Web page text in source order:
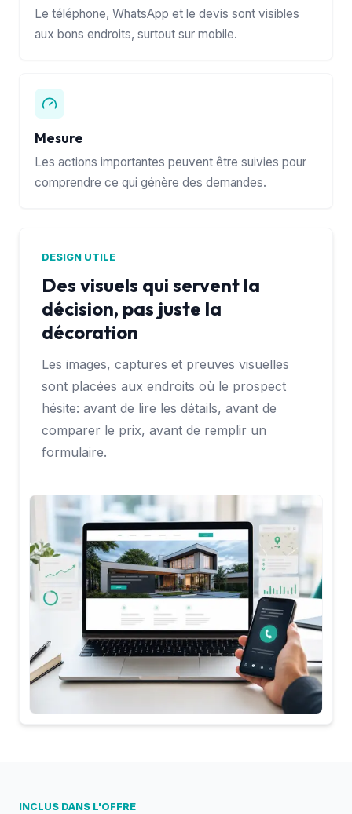
Le téléphone, WhatsApp et le devis sont visibles
aux bons endroits, surtout sur mobile.
Mesure
Les actions importantes peuvent être suivies pour
comprendre ce qui génère des demandes.
DESIGN UTILE
Des visuels qui servent la
décision, pas juste la
décoration
Les images, captures et preuves visuelles
sont placées aux endroits où le prospect
hésite: avant de lire les détails, avant de
comparer le prix, avant de remplir un
formulaire.
INCLUS DANS L'OFFRE